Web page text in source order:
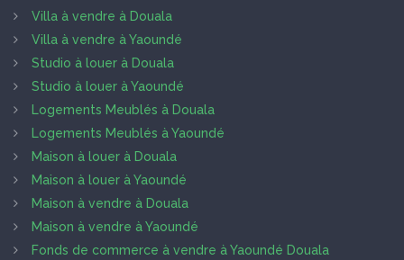
Villa à vendre à Douala
Villa à vendre à Yaoundé
Studio à louer à Douala
Studio à louer à Yaoundé
Logements Meublés à Douala
Logements Meublés à Yaoundé
Maison à louer à Douala
Maison à louer à Yaoundé
Maison à vendre à Douala
Maison à vendre à Yaoundé
Fonds de commerce à vendre à Yaoundé Douala